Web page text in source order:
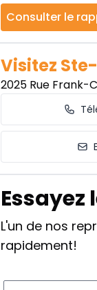
Consulter le
Visitez
2025 Rue Frank-
Essayez
L'un de nos
rapidement!